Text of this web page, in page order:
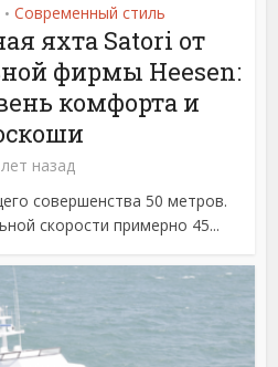
• Современный стиль
яхта Satori от
фирмы Heesen:
комфорта и
назад
совершенства 50 метров.
скорости примерно 45...